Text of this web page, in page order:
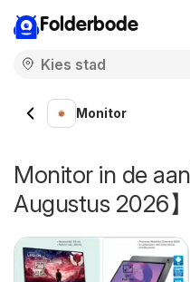
Folderbode
Monitor
Monitor in de
Augustus 2026】